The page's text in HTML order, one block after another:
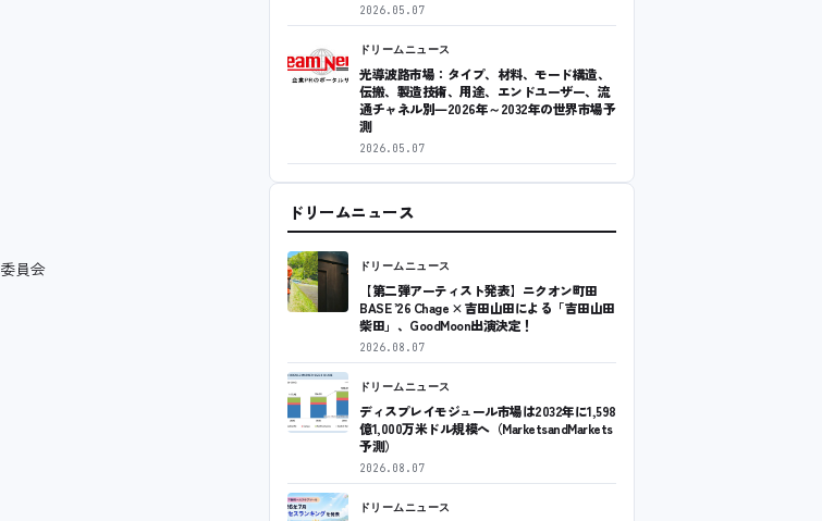
員会
2026.05.07
ドリームニュース
光導波路市場：タイプ、材料、モード構造、
伝搬、製造技術、用途、エンドユーザー、流
通チャネル別―2026年～2032年の世界市場予
測
2026.05.07
ドリームニュース
ドリームニュース
【第二弾アーティスト発表】ニクオン町田
BASE ’26 Chage × 吉田山田による「吉田山田
柴田」、GoodMoon出演決定！
2026.08.07
ドリームニュース
ディスプレイモジュール市場は2032年に1,598
億1,000万米ドル規模へ（MarketsandMarkets
予測）
2026.08.07
ドリームニュース